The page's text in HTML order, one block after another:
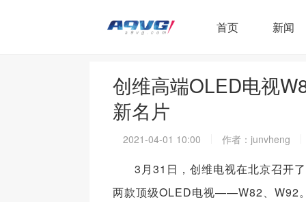
首页 新闻
创维高端OLED电视
新名片
2021-04-01 10:00 作者：junvheng
3月31日，创维电视在北京召开
两款顶级OLED电视——W82、W92